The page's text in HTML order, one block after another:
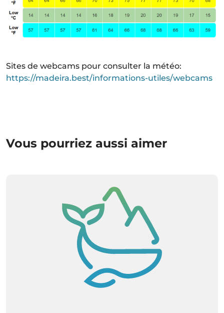
Sites de webcams pour consulter la météo:
https://madeira.best/informations-utiles/webcams
Vous pourriez aussi aimer